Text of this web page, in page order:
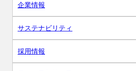
企業情報
サステナビリティ
採用情報